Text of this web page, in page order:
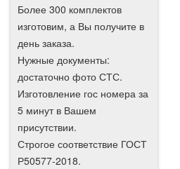
Более 300 комплектов
изготовим, а Вы получите в
день заказа.
Нужные документы:
достаточно фото СТС.
Изготовление гос номера за
5 минут в Вашем
присутствии.
Строгое соответствие ГОСТ
Р50577-2018.